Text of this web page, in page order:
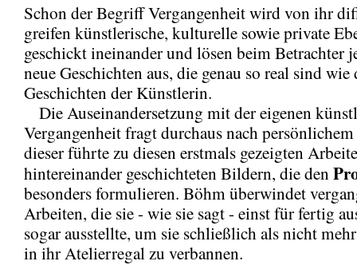
Schon der Begriff Vergangenheit wird von ihr
greifen künstlerische, kulturelle sowie private
geschickt ineinander und lösen beim Betrachter
neue Geschichten aus, die genau so real sind wie
Geschichten der Künstlerin.
Die Auseinandersetzung mit der eigenen
Vergangenheit fragt durchaus nach
dieser führte zu diesen erstmals gezeigten
hintereinander geschichteten Bildern, die den
besonders formulieren. Böhm überwindet
Arbeiten, die sie - wie sie sagt - einst für fertig
sogar ausstellte, um sie schließlich als nicht
in ihr Atelierregal zu verbannen.